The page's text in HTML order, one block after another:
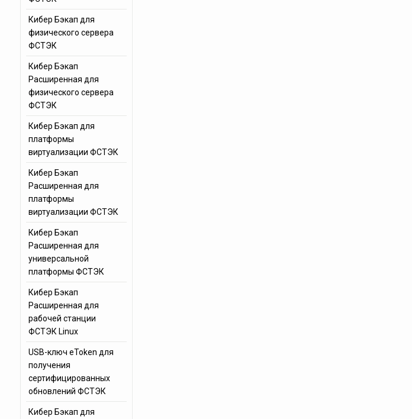
Кибер Бэкап для
физического сервера
ФСТЭК
Кибер Бэкап
Расширенная для
физического сервера
ФСТЭК
Кибер Бэкап для
платформы
виртуализации ФСТЭК
Кибер Бэкап
Расширенная для
платформы
виртуализации ФСТЭК
Кибер Бэкап
Расширенная для
универсальной
платформы ФСТЭК
Кибер Бэкап
Расширенная для
рабочей станции
ФСТЭК Linux
USB-ключ eToken для
получения
сертифицированных
обновлений ФСТЭК
Кибер Бэкап для